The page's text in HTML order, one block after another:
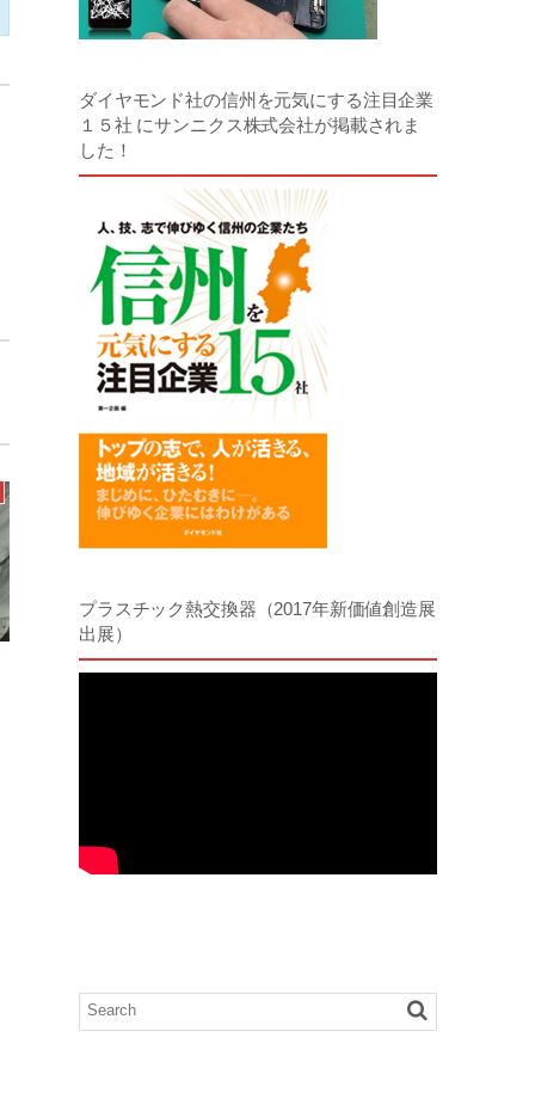
ダイヤモンド社の信州を元気にする注目企業
１５社 にサンニクス株式会社が掲載されま
した！
プラスチック熱交換器（2017年新価値創造展
出展）